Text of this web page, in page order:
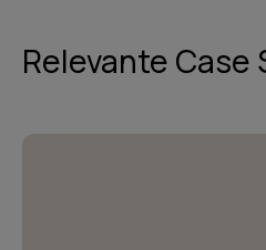
Relevante Case